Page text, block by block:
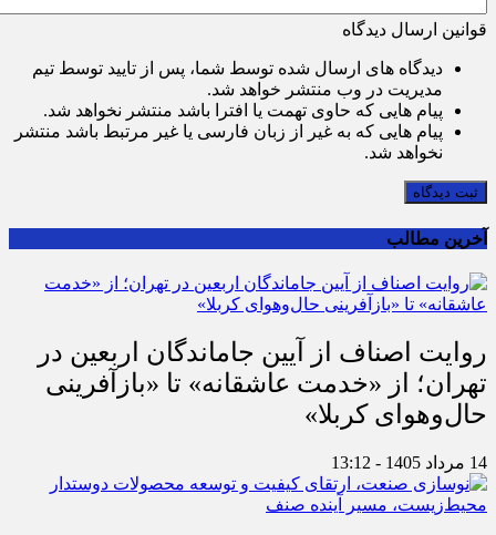
قوانین ارسال دیدگاه
دیدگاه های ارسال شده توسط شما، پس از تایید توسط تیم
مدیریت در وب منتشر خواهد شد.
پیام هایی که حاوی تهمت یا افترا باشد منتشر نخواهد شد.
پیام هایی که به غیر از زبان فارسی یا غیر مرتبط باشد منتشر
نخواهد شد.
ثبت دیدگاه
آخرین مطالب
روایت اصناف از آیین جاماندگان اربعین در
تهران؛ از «خدمت عاشقانه» تا «بازآفرینی
حال‌وهوای کربلا»
14 مرداد 1405 - 13:12